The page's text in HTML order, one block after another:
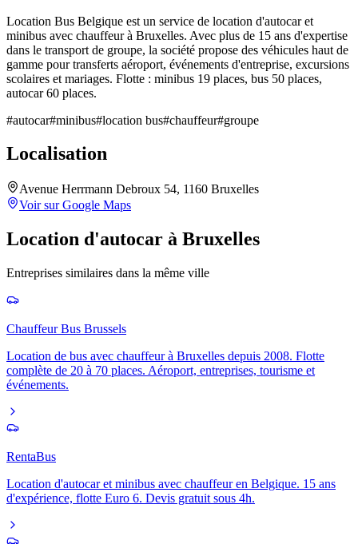
Location Bus Belgique est un service de location d'autocar et
minibus avec chauffeur à Bruxelles. Avec plus de 15 ans d'expertise
dans le transport de groupe, la société propose des véhicules haut de
gamme pour transferts aéroport, événements d'entreprise, excursions
scolaires et mariages. Flotte : minibus 19 places, bus 50 places,
autocar 60 places.
#autocar#minibus#location bus#chauffeur#groupe
Localisation
Avenue Herrmann Debroux 54, 1160 Bruxelles
Voir sur Google Maps
Location d'autocar à Bruxelles
Entreprises similaires dans la même ville
Chauffeur Bus Brussels
Location de bus avec chauffeur à Bruxelles depuis 2008. Flotte
complète de 20 à 70 places. Aéroport, entreprises, tourisme et
événements.
RentaBus
Location d'autocar et minibus avec chauffeur en Belgique. 15 ans
d'expérience, flotte Euro 6. Devis gratuit sous 4h.